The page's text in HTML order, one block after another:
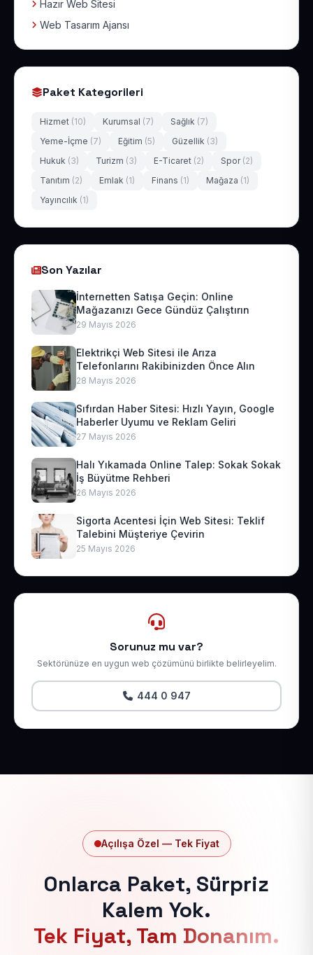
Hazır Web Sitesi
Web Tasarım Ajansı
Paket Kategorileri
Hizmet (10) Kurumsal (7) Sağlık (7)
Yeme-İçme (7) Eğitim (5) Güzellik (3)
Hukuk (3) Turizm (3) E-Ticaret (2) Spor (2)
Tanıtım (2) Emlak (1) Finans (1) Mağaza (1)
Yayıncılık (1)
Son Yazılar
İnternetten Satışa Geçin: Online
Mağazanızı Gece Gündüz Çalıştırın
29 Mayıs 2026
Elektrikçi Web Sitesi ile Arıza
Telefonlarını Rakibinizden Önce Alın
28 Mayıs 2026
Sıfırdan Haber Sitesi: Hızlı Yayın, Google
Haberler Uyumu ve Reklam Geliri
27 Mayıs 2026
Halı Yıkamada Online Talep: Sokak Sokak
İş Büyütme Rehberi
26 Mayıs 2026
Sigorta Acentesi İçin Web Sitesi: Teklif
Talebini Müşteriye Çevirin
25 Mayıs 2026
Sorunuz mu var?
Sektörünüze en uygun web çözümünü birlikte belirleyelim.
444 0 947
Açılışa Özel — Tek Fiyat
Onlarca Paket, Sürpriz
Kalem Yok.
Tek Fiyat, Tam Donanım.